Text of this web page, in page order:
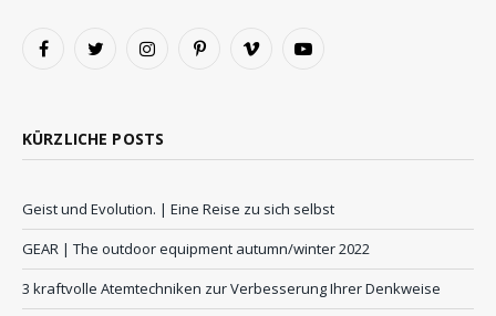
FacebookTwitter InstagramPinterestVimeo YouTube
KÜRZLICHE POSTS
Geist und Evolution. | Eine Reise zu sich selbst
GEAR | The outdoor equipment autumn/winter 2022
3 kraftvolle Atemtechniken zur Verbesserung Ihrer Denkweise